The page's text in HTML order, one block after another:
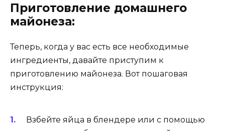
Приготовление домашнего
майонеза:
Теперь, когда у вас есть все необходимые
ингредиенты, давайте приступим к
приготовлению майонеза. Вот пошаговая
инструкция:
Взбейте яйца в блендере или с помощью